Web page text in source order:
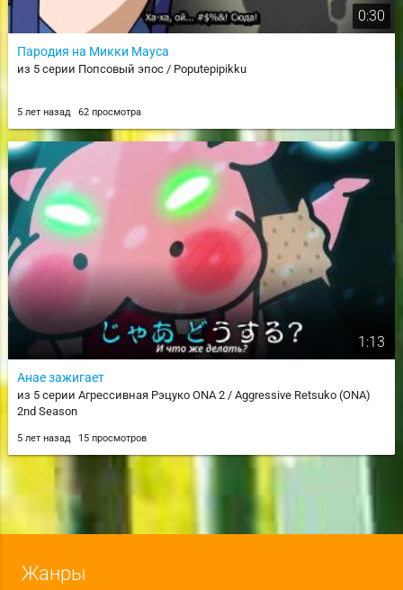
0:30
Пародия на Микки Мауса
из 5 серии Попсовый эпос / Poputepipikku
5 лет назад 62 просмотра
1:13
Анае зажигает
из 5 серии Агрессивная Рэцуко ONA 2 / Aggressive Retsuko (ONA)
2nd Season
5 лет назад 15 просмотров
Жанры